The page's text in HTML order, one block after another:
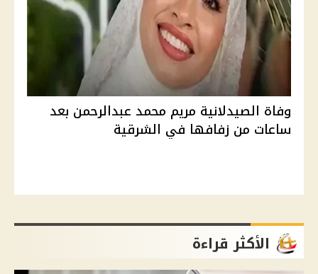
وفاة الصيدلانية مريم محمد عبدالرحمن بعد
ساعات من زفافها في الشرقية
الأكثر قراءة